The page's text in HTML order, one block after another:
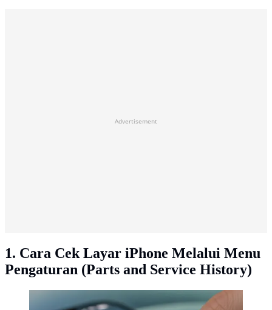
Advertisement
1. Cara Cek Layar iPhone Melalui Menu
Pengaturan (Parts and Service History)
Ilustrasi Setting di iPhone (AI Generated)